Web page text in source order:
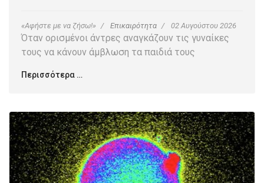
«Αφήστε με να ζήσω!» Επικαιρότητα 02 Αυγούστου 2026
Όταν ορισμένοι άντρες αναγκάζουν τις γυναίκες
τους να κάνουν άμβλωση τα παιδιά τους
Περισσότερα …